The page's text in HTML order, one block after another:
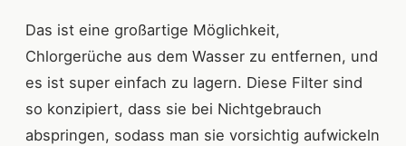
Das ist eine großartige Möglichkeit,
Chlorgerüche aus dem Wasser zu entfernen, und
es ist super einfach zu lagern. Diese Filter sind
so konzipiert, dass sie bei Nichtgebrauch
abspringen, sodass man sie vorsichtig aufwickeln